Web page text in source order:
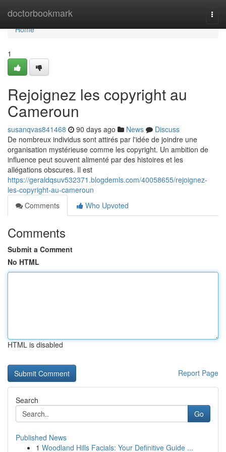
doctorbookmark
Home
Home
1
Rejoignez les copyright au
Cameroun
susanqvas841468 90 days ago News
Discuss
De nombreux individus sont attirés par l'idée de joindre une
organisation mystérieuse comme les copyright. Un ambition de
influence peut souvent alimenté par des histoires et les
allégations obscures. Il est
https://geraldqsuv532371.blogdemls.com/40058655/rejoignez-
les-copyright-au-cameroun
Comments
Who Upvoted
Comments
Submit a Comment
No HTML
HTML is disabled
Report Page
Search
Go
Published News
1 Woodland Hills Facials: Your Definitive Guide ...